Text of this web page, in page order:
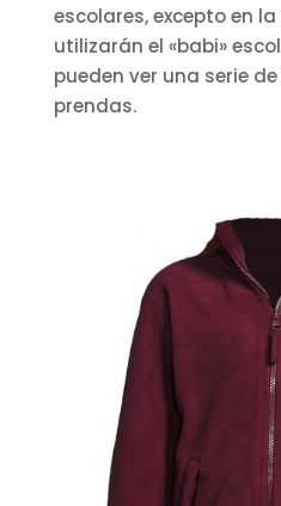
escolares, excepto en
utilizarán el «babi»
pueden ver una serie
prendas.